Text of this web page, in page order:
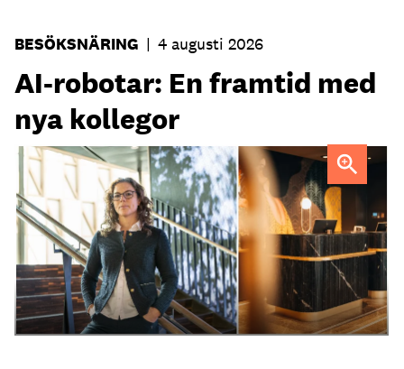
BESÖKSNÄRING | 4 augusti 2026
AI-robotar: En framtid med
nya kollegor
Professor Kristina Palm FOTO: Theresia Viska FOTO:
Dylan Calluy / Unsplash